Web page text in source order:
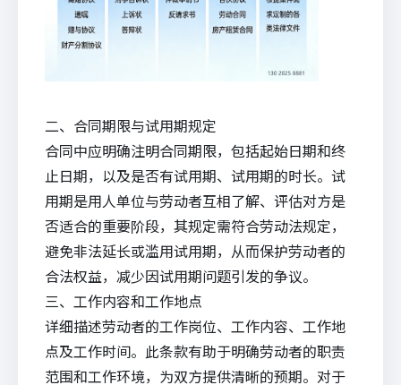
二、合同期限与试用期规定
合同中应明确注明合同期限，包括起始日期和终
止日期，以及是否有试用期、试用期的时长。试
用期是用人单位与劳动者互相了解、评估对方是
否适合的重要阶段，其规定需符合劳动法规定，
避免非法延长或滥用试用期，从而保护劳动者的
合法权益，减少因试用期问题引发的争议。
三、工作内容和工作地点
详细描述劳动者的工作岗位、工作内容、工作地
点及工作时间。此条款有助于明确劳动者的职责
范围和工作环境，为双方提供清晰的预期。对于